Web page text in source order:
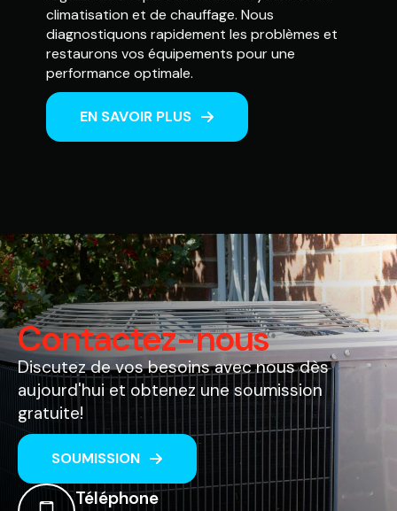
climatisation et de chauffage. Nous
diagnostiquons rapidement les problèmes et
restaurons vos équipements pour une
performance optimale.
EN SAVOIR PLUS
Contactez-nous
Discutez de vos besoins avec nous dès
aujourd'hui et obtenez une soumission
gratuite!
SOUMISSION
Téléphone